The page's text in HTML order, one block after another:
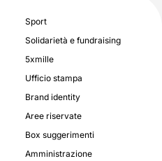
Sport
Solidarietà e fundraising
5xmille
Ufficio stampa
Brand identity
Aree riservate
Box suggerimenti
Amministrazione